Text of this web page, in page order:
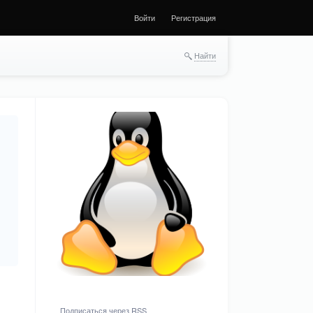
Войти Регистрация
Найти
Подписаться через RSS